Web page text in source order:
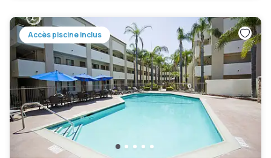
Accès piscine inclus